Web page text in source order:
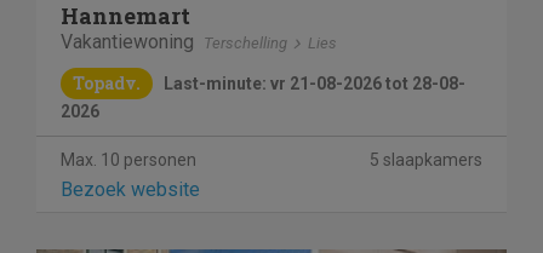
Hannemart
Vakantiewoning Terschelling Lies
Topadv.
Last-minute: vr 21-08-2026 tot 28-08-
2026
Max. 10 personen 5 slaapkamers
Bezoek website